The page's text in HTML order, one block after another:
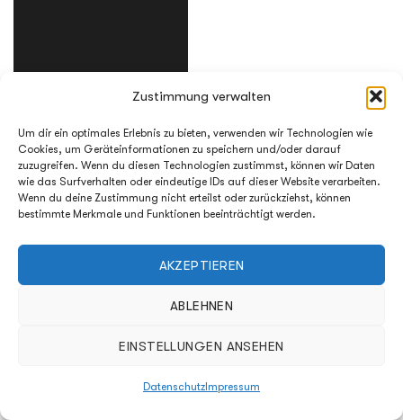
Zustimmung verwalten
Um dir ein optimales Erlebnis zu bieten, verwenden wir Technologien wie
Cookies, um Geräteinformationen zu speichern und/oder darauf
zuzugreifen. Wenn du diesen Technologien zustimmst, können wir Daten
wie das Surfverhalten oder eindeutige IDs auf dieser Website verarbeiten.
Wenn du deine Zustimmung nicht erteilst oder zurückziehst, können
bestimmte Merkmale und Funktionen beeinträchtigt werden.
AKZEPTIEREN
ABLEHNEN
EINSTELLUNGEN ANSEHEN
Datenschutz Impressum
Anthrazit(Matt, Diamant
Matt)